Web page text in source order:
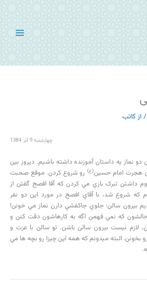
/ از کاتب
چهارشنبه 9 آذر 1384
نماز يه داستان آموزنده داشته باشيم. ديروز بين
هجرت امام حسين(ع) رو شروع کردن. موقع صحبت
داشتن تبرک بازي مي کردن که آقا افصح گفتن از
که شروع شد، با آقاي افصح در مورد اين دو نفر
بيرون سالن؛ جلوي جاکفشي دارن نماز مي خونن!
که نمي فهمن اگه به کارهاشون دقت کنن و
لازم نيست بيرون سالن باشن. تو سالن با عزت و
بخونن. البته ميدونم که همه اين چيزا رو بچه ها مي